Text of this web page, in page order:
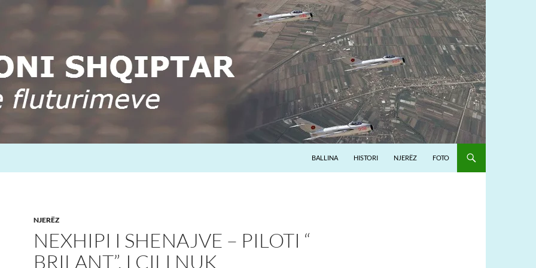
BALLINA HISTORI NJERËZ FOTO
NJERËZ
NEXHIPI I SHENAJVE – PILOTI “
BRILANT”, I CILI NUK